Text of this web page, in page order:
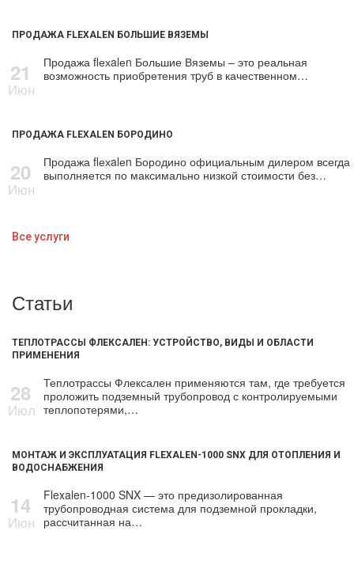
ПРОДАЖА FLEXALEN БОЛЬШИЕ ВЯЗЕМЫ
21
Июн
Продажа flехalеn Большие Вяземы – это реальная
возможность приобретения тpуб в качественном…
ПРОДАЖА FLEXALEN БОРОДИНО
20
Июн
Продажа flехalеn Бородино официальным дилером всегда
выполняется по максимально низкой стоимости без…
Все услуги
Статьи
ТЕПЛОТРАССЫ ФЛЕКСАЛЕН: УСТРОЙСТВО, ВИДЫ И ОБЛАСТИ
ПРИМЕНЕНИЯ
28
Июл
Теплотрассы Флексален применяются там, где требуется
проложить подземный трубопровод с контролируемыми
теплопотерями,…
МОНТАЖ И ЭКСПЛУАТАЦИЯ FLEXALEN-1000 SNX ДЛЯ ОТОПЛЕНИЯ И
ВОДОСНАБЖЕНИЯ
14
Июн
Flexalen-1000 SNX — это предизолированная
трубопроводная система для подземной прокладки,
рассчитанная на…